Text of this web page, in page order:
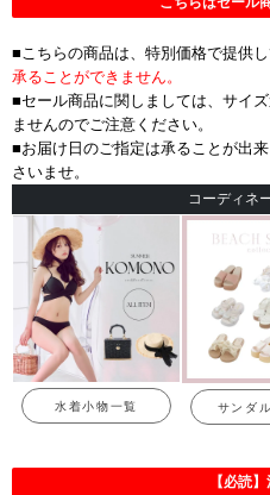
■こちらの商品は、特別価格で提供
承ることができません。
■セール商品に関しましては、サイ
ませんのでご注意ください。
■お届け日のご指定は承ることが出
さいませ。
コーディネ
水着小物一覧 サンダ
【必読